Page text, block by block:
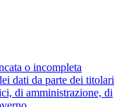
o incompleta
dati da parte dei titolari
di amministrazione, di